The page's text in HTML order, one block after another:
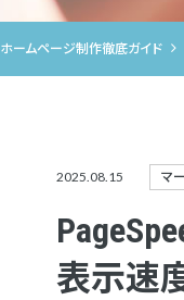
ホームページ制作徹底ガイド
2025.08.15 マ
表示速